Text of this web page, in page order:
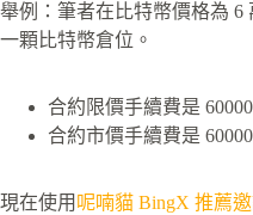
舉例：筆者在比特幣價格為 6
一顆比特幣倉位。
合約限價手續費是
合約市價手續費是
現在使用 呢喃貓 BingX 推薦